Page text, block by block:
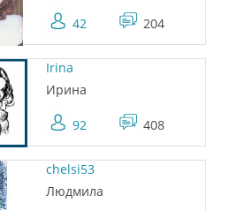
42 204
Irina
Ирина
92 408
chelsi53
Людмила